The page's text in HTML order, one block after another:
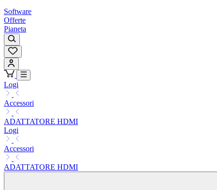
Software
Offerte
Pianeta
Logi
Accessori
ADATTATORE HDMI
Logi
Accessori
ADATTATORE HDMI